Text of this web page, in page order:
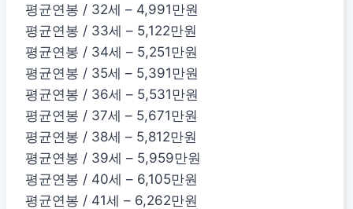
평균연봉 / 32세 – 4,991만원
평균연봉 / 33세 – 5,122만원
평균연봉 / 34세 – 5,251만원
평균연봉 / 35세 – 5,391만원
평균연봉 / 36세 – 5,531만원
평균연봉 / 37세 – 5,671만원
평균연봉 / 38세 – 5,812만원
평균연봉 / 39세 – 5,959만원
평균연봉 / 40세 – 6,105만원
평균연봉 / 41세 – 6,262만원